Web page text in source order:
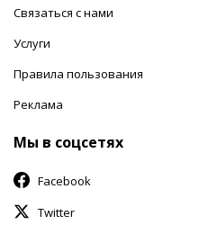
Связаться с нами
Услуги
Правила пользования
Реклама
Мы в соцсетях
Facebook
Twitter